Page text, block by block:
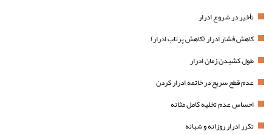
تأخیر در شروع ادرار
کاهش فشار ادرار (کاهش پرتاب ادرار)
طول کشیدن زمان ادرار
عدم قطع سریع در خاتمه ادرار کردن
احساس عدم تخلیه کامل مثانه
تکرر ادرار روزانه و شبانه